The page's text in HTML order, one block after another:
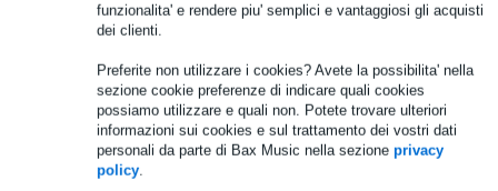
funzionalita' e rendere piu' semplici e vantaggiosi gli acquisti
dei clienti.
Preferite non utilizzare i cookies? Avete la possibilita' nella
sezione cookie preferenze di indicare quali cookies
possiamo utilizzare e quali non. Potete trovare ulteriori
informazioni sui cookies e sul trattamento dei vostri dati
personali da parte di Bax Music nella sezione privacy
policy.
capacità: 7 Ah/20 h
Accessori (5)